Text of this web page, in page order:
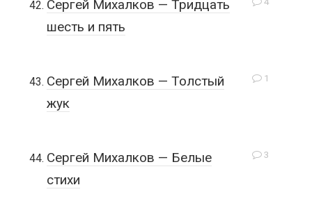
Сергей Михалков — Тридцать
шесть и пять
1
Сергей Михалков — Толстый
жук
3
Сергей Михалков — Белые
стихи